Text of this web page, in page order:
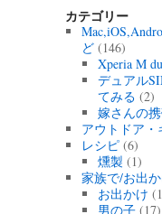
カテゴリー
ど (146)
Xperia M
デュアル
てみる (2)
嫁さんの
アウトドア・
レシピ (6)
燻製 (1)
家族で/お出
お出かけ
男の子 (17)